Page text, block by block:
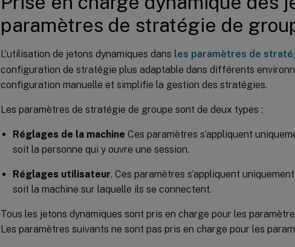
paramètres de stratégie de
L’utilisation de jetons dynamiques dans les paramètres de
configuration de stratégie plus adaptable dans différents
configuration manuelle et simplifie la gestion des stratégies.
Les paramètres de stratégie de groupe sont de deux types :
Réglages de la machine Ces paramètres s’appliquent
soit la personne qui y ouvre une session.
Réglages utilisateur. Ces paramètres s’appliquent
soit la machine sur laquelle ils se connectent.
Tous les jetons dynamiques sont pris en charge pour les
Les paramètres suivants ne sont pas pris en charge pour les